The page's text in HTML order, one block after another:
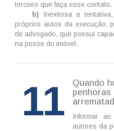
terceiro que faça esse contato.
b) Inexitosa a
próprios autos da execução,
de advogado, que possui
na posse do imóvel.
11
Quando
penhoras
Informar
autores da